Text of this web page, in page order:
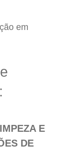
em
E
DE